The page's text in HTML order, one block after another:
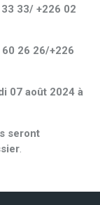
33/ +226 02
60 26 26/+226
07 août 2024 à
seront
.